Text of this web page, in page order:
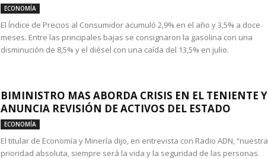
ECONOMÍA
El Índice de Precios al Consumidor acumuló 2,9% en el año y 3,5% a doce
meses. Entre las principales bajas se consignaron la gasolina con una
disminución de 8,5% y el diésel con una caída del 13,5% en julio.
BIMINISTRO MAS ABORDA CRISIS EN EL TENIENTE Y
ANUNCIA REVISIÓN DE ACTIVOS DEL ESTADO
ECONOMÍA
El titular de Economía y Minería dijo, en entrevista con Radio ADN, “nuestra
prioridad absoluta, siempre será la vida y la seguridad de las personas.